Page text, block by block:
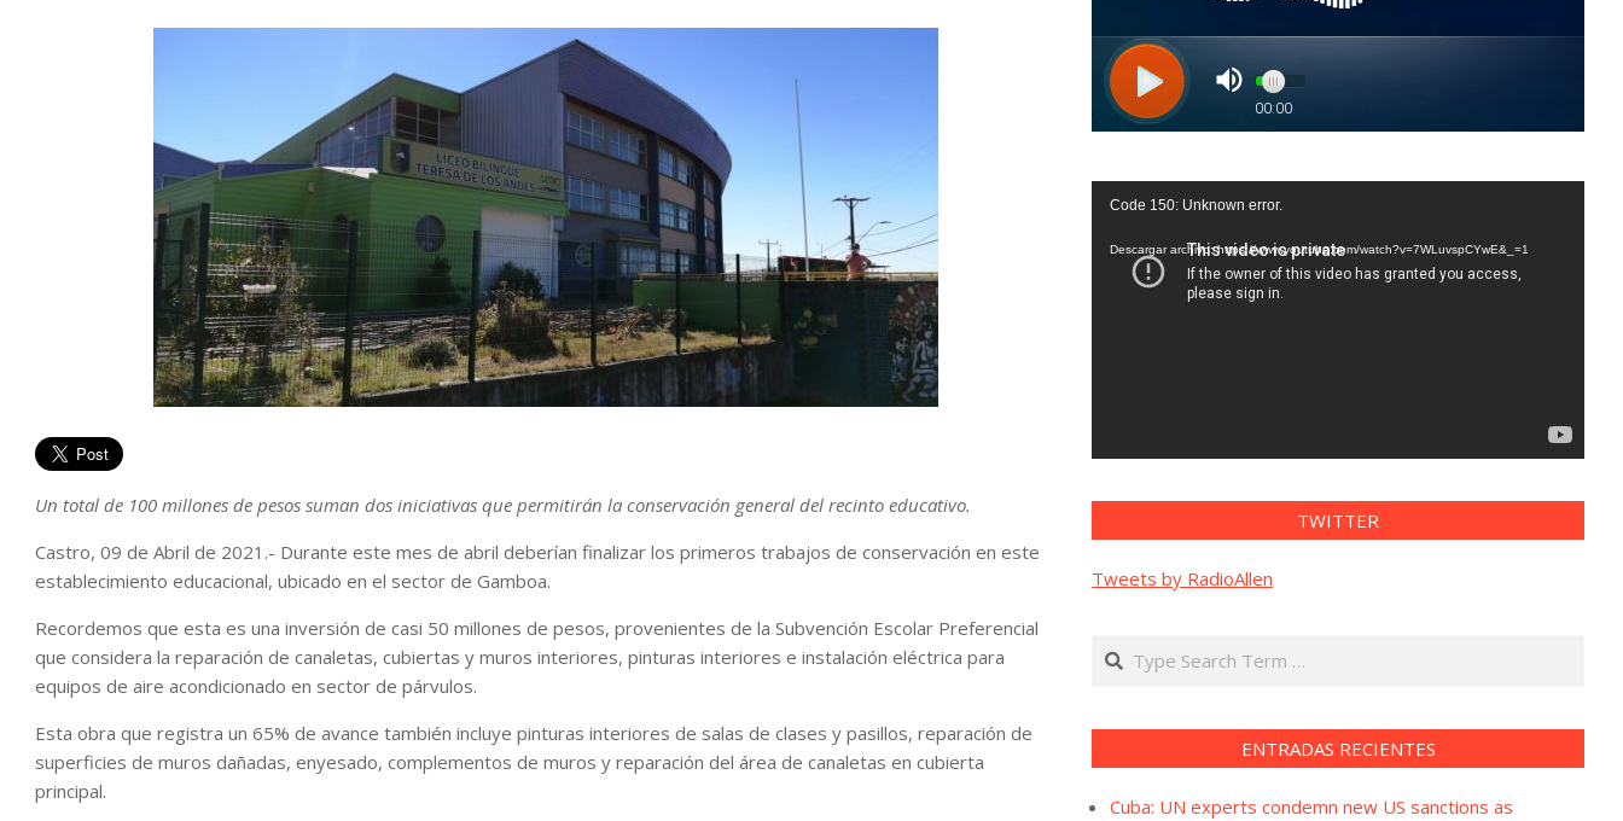
Un total de 100 millones de pesos suman dos iniciativas que permitirán la conservación general del recinto educativo.
Castro, 09 de Abril de 2021.- Durante este mes de abril deberían finalizar los primeros trabajos de conservación en este
establecimiento educacional, ubicado en el sector de Gamboa.
Recordemos que esta es una inversión de casi 50 millones de pesos, provenientes de la Subvención Escolar Preferencial
que considera la reparación de canaletas, cubiertas y muros interiores, pinturas interiores e instalación eléctrica para
equipos de aire acondicionado en sector de párvulos.
Esta obra que registra un 65% de avance también incluye pinturas interiores de salas de clases y pasillos, reparación de
superficies de muros dañadas, enyesado, complementos de muros y reparación del área de canaletas en cubierta
principal.
Reproductor
vídeo
Code 150: Unknown error.
Descargar archivo: https://www.youtube.com/watch?v=7WLuvspCYwE&_=1
TWITTER
Tweets by RadioAllen
Search
ENTRADAS RECIENTES
Cuba: UN experts condemn new US sanctions as